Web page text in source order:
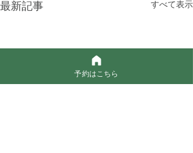
最新記事 すべて表示
予約はこちら